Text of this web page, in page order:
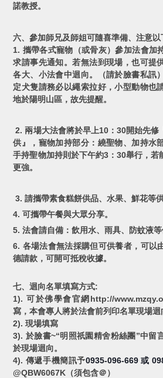
諾教授。
六、參加師兄及師姐可隨喜準備、注意以
1. 攜帶各式寵物（或骨灰）參加法會加
求請事先通知。若無法到現場，也可提
各大、小法會中迴向。（請於臉書私訊
定犬隻請務必以繩索拉好，小型動物也
地於陽明山區，故先提醒。
2. 兩場大法會將於早上10：30開始先修
供』，寵物加持部分：繞聖物、加持水
手持聖物加持則於下午約3：30舉行，若
更強。
3. 請攜帶素食糕餅供品、水果、鮮花等
4. 可攜帶午餐與大眾分享。
5. 法會請自備：飲用水、雨具、防蚊液等
6. 各場法會無法採購但可供養者，可以
德請款，可開可抵稅收據。
七、迴向名單填寫方式:
1). 可於佛學會官網http://
寫，本會專人將於法會前列印名單現場迴
2). 現場填寫
3). 於臉書~“明照祇園精舍粉絲團”中留
於現場迴向。
4). 傳遞手機簡訊予0935-096-669或
@QBW6067K（須包含＠）